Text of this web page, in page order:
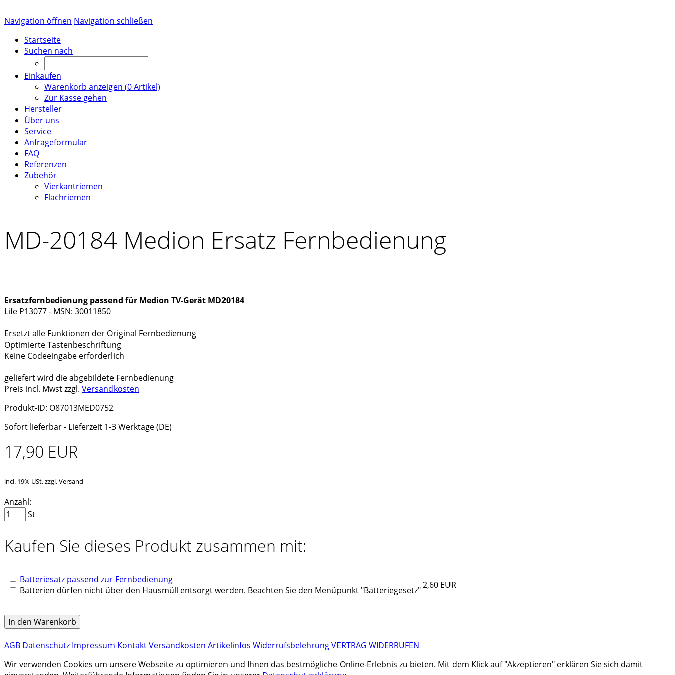
Navigation öffnen Navigation schließen
Startseite
Suchen nach
Einkaufen
Warenkorb anzeigen (0Artikel)
Zur Kasse gehen
Hersteller
Über uns
Service
Anfrageformular
FAQ
Referenzen
Zubehör
Vierkantriemen
Flachriemen
MD-20184 Medion Ersatz Fernbedienung
Ersatzfernbedienung passend für Medion TV-Gerät MD20184
Life P13077 - MSN: 30011850
Ersetzt alle Funktionen der Original Fernbedienung
Optimierte Tastenbeschriftung
Keine Codeeingabe erforderlich
geliefert wird die abgebildete Fernbedienung
Preis incl. Mwst zzgl. Versandkosten
Produkt-ID: O87013MED0752
Sofort lieferbar - Lieferzeit 1-3 Werktage (DE)
17,90 EUR
incl. 19% USt. zzgl. Versand
Anzahl:
St
Kaufen Sie dieses Produkt zusammen mit:
Batteriesatz passend zur Fernbedienung
Batterien dürfen nicht über den Hausmüll entsorgt werden. Beachten Sie den Menüpunkt "Batteriegesetz"2,60 EUR
In den Warenkorb
AGB Datenschutz Impressum KontaktVersandkosten Artikelinfos WiderrufsbelehrungVERTRAG WIDERRUFEN
Wir verwenden Cookies um unsere Webseite zu optimieren und Ihnen das bestmögliche Online-Erlebnis zu bieten. Mit dem Klick auf "Akzeptieren" erklären Sie sich damit